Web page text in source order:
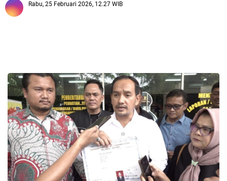
Rabu, 25 Februari 2026, 12.27 WIB